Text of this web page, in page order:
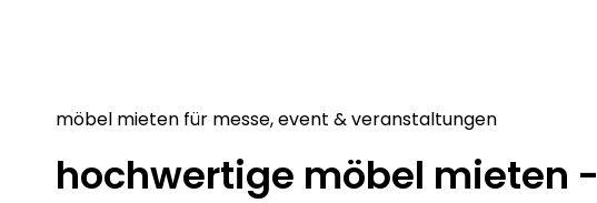
möbel mieten für messe, event & veranstaltungen
hochwertige möbel mieten -